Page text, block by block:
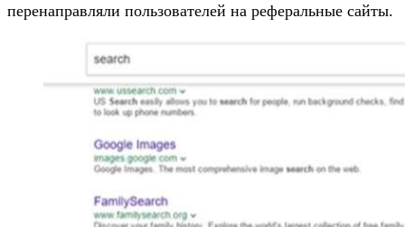
перенаправляли пользователей на реферальные сайты.